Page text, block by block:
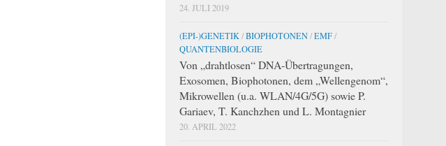
24. JULI 2019
(EPI-)GENETIK /BIOPHOTONEN/EMF/
QUANTENBIOLOGIE
Von „drahtlosen“ DNA-Übertragungen,
Exosomen, Biophotonen, dem „Wellengenom“,
Mikrowellen (u.a. WLAN/4G/5G) sowie P.
Gariaev, T. Kanchzhen und L. Montagnier
20. APRIL 2022